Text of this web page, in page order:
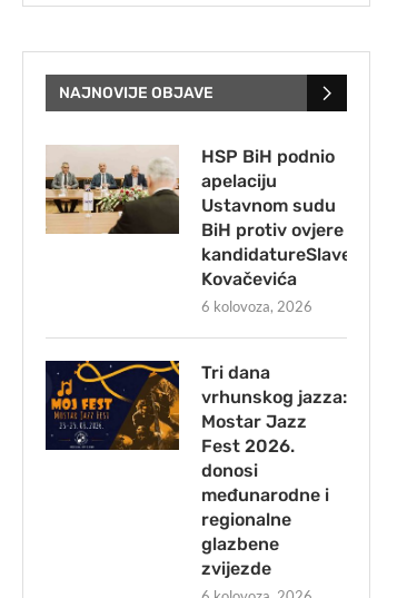
NAJNOVIJE OBJAVE
HSP BiH podnio
apelaciju
Ustavnom sudu
BiH protiv ovjere
kandidatureSlavena
Kovačevića
6 kolovoza, 2026
Tri dana
vrhunskog jazza:
Mostar Jazz
Fest 2026.
donosi
međunarodne i
regionalne
glazbene
zvijezde